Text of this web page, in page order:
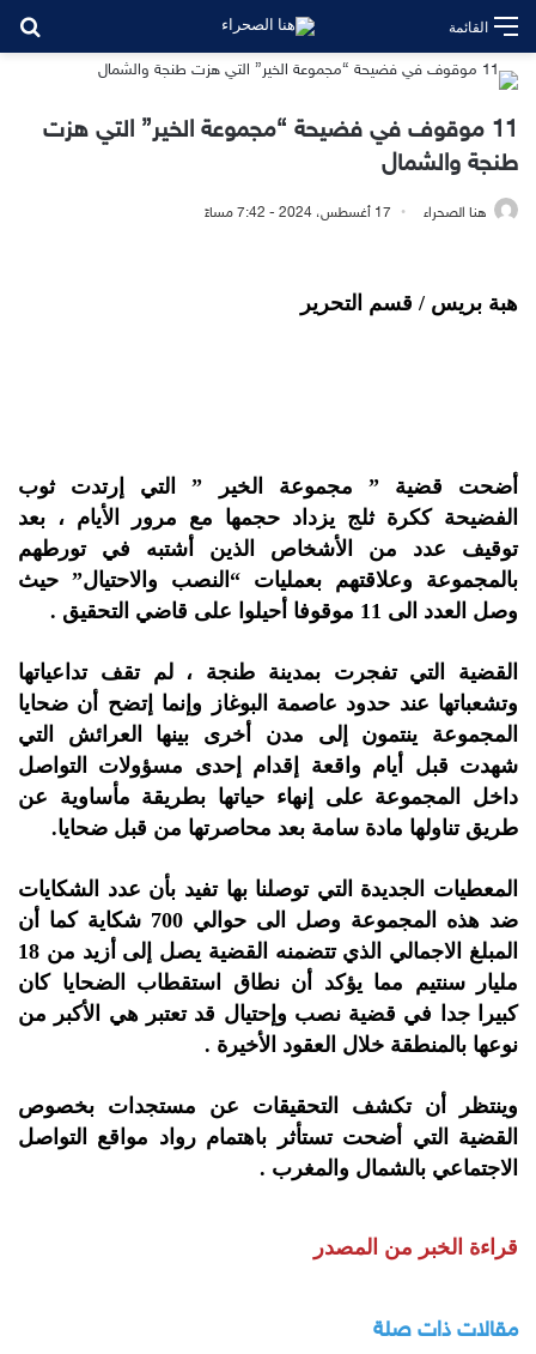
القائمة
11 موقوف في فضيحة “مجموعة الخير” التي هزت
طنجة والشمال
هنا الصحراء 17 أغسطس، 2024 - 7:42 مساءً
هبة بريس / قسم التحرير
أضحت قضية ” مجموعة الخير ” التي إرتدت ثوب
الفضيحة ككرة ثلج يزداد حجمها مع مرور الأيام ، بعد
توقيف عدد من الأشخاص الذين أشتبه في تورطهم
بالمجموعة وعلاقتهم بعمليات “النصب والاحتيال” حيث
وصل العدد الى 11 موقوفا أحيلوا على قاضي التحقيق .
القضية التي تفجرت بمدينة طنجة ، لم تقف تداعياتها
وتشعباتها عند حدود عاصمة البوغاز وإنما إتضح أن ضحايا
المجموعة ينتمون إلى مدن أخرى بينها العرائش التي
شهدت قبل أيام واقعة إقدام إحدى مسؤولات التواصل
داخل المجموعة على إنهاء حياتها بطريقة مأساوية عن
طريق تناولها مادة سامة بعد محاصرتها من قبل ضحايا.
المعطيات الجديدة التي توصلنا بها تفيد بأن عدد الشكايات
ضد هذه المجموعة وصل الى حوالي 700 شكاية كما أن
المبلغ الاجمالي الذي تتضمنه القضية يصل إلى أزيد من 18
مليار سنتيم مما يؤكد أن نطاق استقطاب الضحايا كان
كبيرا جدا في قضية نصب وإحتيال قد تعتبر هي الأكبر من
نوعها بالمنطقة خلال العقود الأخيرة .
وينتظر أن تكشف التحقيقات عن مستجدات بخصوص
القضية التي أضحت تستأثر باهتمام رواد مواقع التواصل
الاجتماعي بالشمال والمغرب .
قراءة الخبر من المصدر
مقالات ذات صلة